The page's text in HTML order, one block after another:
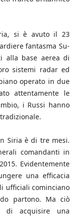
si è avuto il 23
fantasma Su-
alla base aerea di
sistemi radar ed
operato in due
attentamente le
i Russi hanno
Siria è di tre mesi.
comandanti in
Evidentemente
una efficacia
ufficiali cominciano
partono. Ma ciò
di acquisire una